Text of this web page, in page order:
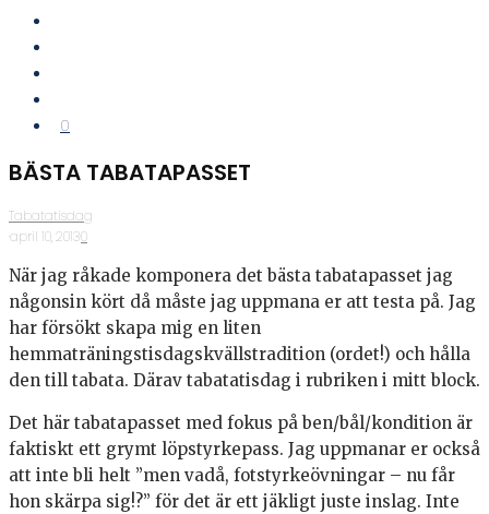
0
BÄSTA TABATAPASSET
Tabatatisdag
·april 10, 2013·0
När jag råkade komponera det bästa tabatapasset jag
någonsin kört då måste jag uppmana er att testa på. Jag
har försökt skapa mig en liten
hemmaträningstisdagskvällstradition (ordet!) och hålla
den till tabata. Därav tabatatisdag i rubriken i mitt block.
Det här tabatapasset med fokus på ben/bål/kondition är
faktiskt ett grymt löpstyrkepass. Jag uppmanar er också
att inte bli helt ”men vadå, fotstyrkeövningar – nu får
hon skärpa sig!?” för det är ett jäkligt juste inslag. Inte